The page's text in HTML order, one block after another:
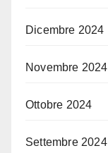
Dicembre 2024
Novembre 2024
Ottobre 2024
Settembre 2024